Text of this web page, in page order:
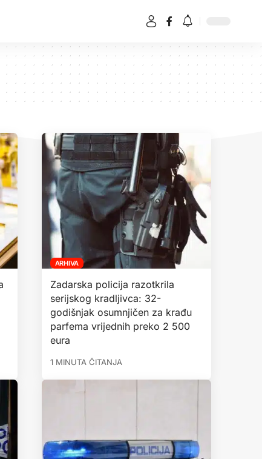
ARHIVA
Zadarska policija razotkrila
serijskog kradljivca: 32-
godišnjak osumnjičen za krađu
parfema vrijednih preko 2 500
eura
1 MINUTA ČITANJA